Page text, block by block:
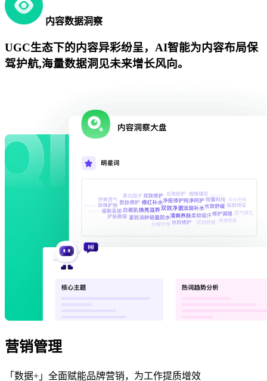
内容数据洞察
UGC生态下的内容异彩纷呈，AI智能为内容布局保
驾护航,海量数据洞见未来增长风向。
营销管理
「数据+」全面赋能品牌营销，为工作提质增效